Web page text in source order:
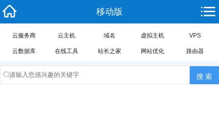
移动版
云服务商 云主机 域名 虚拟主机 VPS
云数据库 在线工具 站长之家 网站优化 路由器